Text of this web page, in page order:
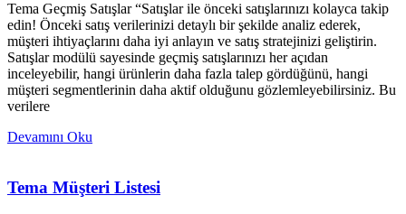
Tema Geçmiş Satışlar “Satışlar ile önceki satışlarınızı kolayca takip
edin! Önceki satış verilerinizi detaylı bir şekilde analiz ederek,
müşteri ihtiyaçlarını daha iyi anlayın ve satış stratejinizi geliştirin.
Satışlar modülü sayesinde geçmiş satışlarınızı her açıdan
inceleyebilir, hangi ürünlerin daha fazla talep gördüğünü, hangi
müşteri segmentlerinin daha aktif olduğunu gözlemleyebilirsiniz. Bu
verilere
Devamını Oku
Tema Müşteri Listesi